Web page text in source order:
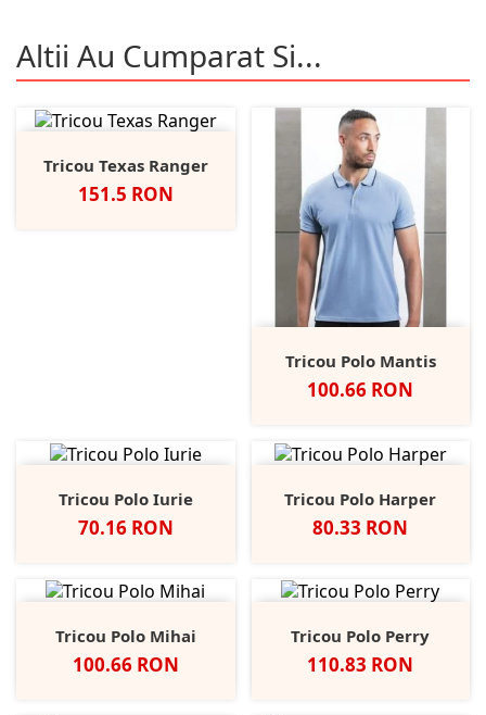
Altii Au Cumparat Si...
Tricou Texas Ranger
Pret
151.5 RON
Tricou Polo Mantis
Pret
100.66 RON
Tricou Polo Iurie
Pret
70.16 RON
Tricou Polo Harper
Pret
80.33 RON
Tricou Polo Mihai
Pret
100.66 RON
Tricou Polo Perry
Pret
110.83 RON